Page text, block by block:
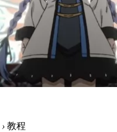
› 教程